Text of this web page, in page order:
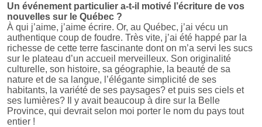
Un événement particulier a-t-il motivé l’écriture de vos
nouvelles sur le Québec ?
À qui j’aime, j’aime écrire. Or, au Québec, j’ai vécu un
authentique coup de foudre. Très vite, j’ai été happé par la
richesse de cette terre fascinante dont on m’a servi les sucs
sur le plateau d’un accueil merveilleux. Son originalité
culturelle, son histoire, sa géographie, la beauté de sa
nature et de sa langue, l’élégante simplicité de ses
habitants, la variété de ses paysages? et puis ses ciels et
ses lumières? Il y avait beaucoup à dire sur la Belle
Province, qui devrait selon moi porter le nom du pays tout
entier !